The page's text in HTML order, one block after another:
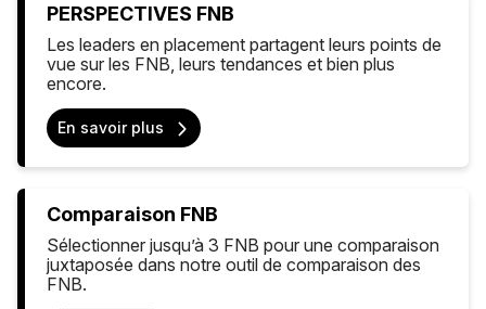
PERSPECTIVES FNB
Les leaders en placement partagent leurs points de
vue sur les FNB, leurs tendances et bien plus
encore.
En savoir plus
Comparaison FNB
Sélectionner jusqu’à 3 FNB pour une comparaison
juxtaposée dans notre outil de comparaison des
FNB.